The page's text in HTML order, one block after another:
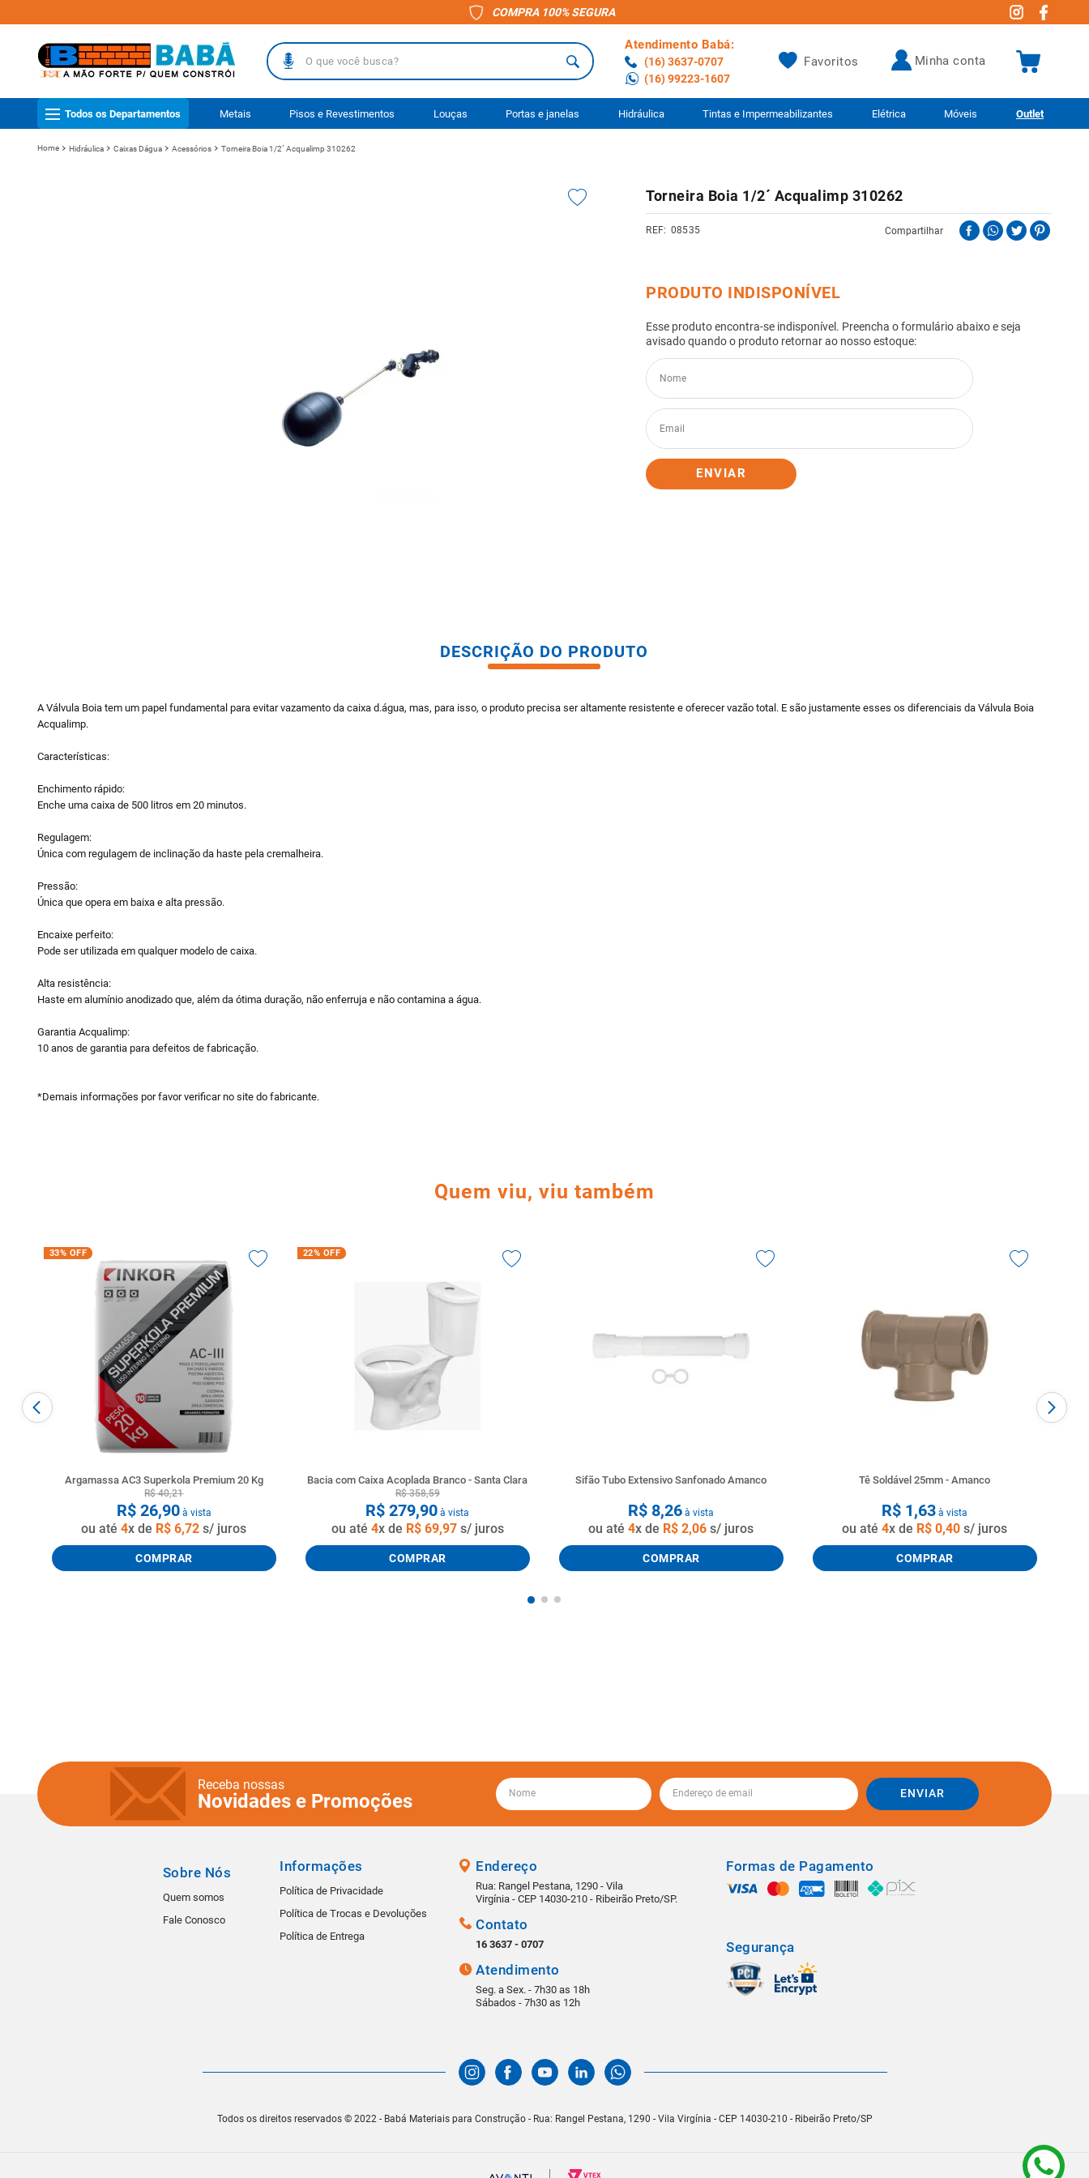
COMPRA 100% SEGURA
O que você busca? Atendimento Babá:
(16) 3637-0707
(16) 99223-1607
Favoritos minha conta
Todos os Departamentos Metais Pisos e Revestimentos Louças Portas e janelas Hidráulica Tintas e Impermeabilizantes Elétrica Móveis Outlet
Hidráulica Caixas Dágua Acessórios Torneira Boia 1/2´ Acqualimp 310262
Torneira Boia 1/2´ Acqualimp 310262
08535 Compartilhar
ENVIAR
DESCRIÇÃO DO PRODUTO
A Válvula Boia tem um papel fundamental para evitar vazamento da caixa d.água, mas, para isso, o produto precisa ser altamente resistente e oferecer vazão total. E são justamente esses os diferenciais da Válvula Boia
Acqualimp.
Características:
Enchimento rápido:
Enche uma caixa de 500 litros em 20 minutos.
Regulagem:
Única com regulagem de inclinação da haste pela cremalheira.
Pressão:
Única que opera em baixa e alta pressão.
Encaixe perfeito:
Pode ser utilizada em qualquer modelo de caixa.
Alta resistência:
Haste em alumínio anodizado que, além da ótima duração, não enferruja e não contamina a água.
Garantia Acqualimp:
10 anos de garantia para defeitos de fabricação.
*Demais informações por favor verificar no site do fabricante.
Quem viu, viu também
33% OFF
Argamassa AC3 Superkola Premium 20 Kg
R$ 40,21
R$ 26,90à vista
ou até4x de R$ 6,72 s/ juros
COMPRAR
22% OFF
Bacia com Caixa Acoplada Branco - Santa Clara
R$ 358,59
R$ 279,90 à vista
ou até 4x de R$ 69,97s/ juros
COMPRAR
Sifão Tubo Extensivo Sanfonado Amanco
R$ 8,26 à vista
ou até4x de R$ 2,06 s/ juros
COMPRAR
Tê Soldável 25mm - Amanco
R$ 1,63 à vista
ou até4x de R$ 0,40 s/ juros
COMPRAR
Receba nossas
Novidades e Promoções ENVIAR
Sobre Nós
Quem somos
Fale Conosco
Informações
Política de Privacidade
Política de Trocas e Devoluções
Política de Entrega
Endereço
Rua: Rangel Pestana, 1290 - Vila
Virgínia - CEP 14030-210 - Ribeirão Preto/SP.
Contato
16 3637 - 0707
Atendimento
Seg. a Sex. - 7h30 as 18h
Sábados - 7h30 as 12h
Formas de Pagamento
Segurança
Todos os direitos reservados © 2022 - Babá Materiais para Construção - Rua: Rangel Pestana, 1290 - Vila Virgínia - CEP 14030-210 - Ribeirão Preto/SP
TERMOS MAIS BUSCADOS
1º piso
porcelanato
vaso sanitario caixa acoplada